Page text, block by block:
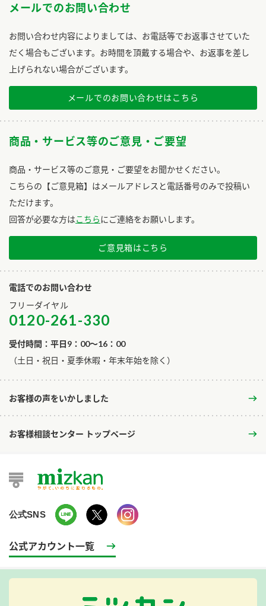
メールでのお問い合わせ
お問い合わせ内容によりましては、お電話等でお返事させていた
だく場合もございます。お時間を頂戴する場合や、お返事を差し
上げられない場合がございます。
メールでのお問い合わせはこちら
商品・サービス等のご意見・ご要望
商品・サービス等のご意見・ご要望をお聞かせください。
こちらの【ご意見箱】はメールアドレスと電話番号のみで投稿い
ただけます。
回答が必要な方はこちらにご連絡をお願いします。
ご意見箱はこちら
電話でのお問い合わせ
フリーダイヤル
0120-261-330
受付時間：平日9：00～16：00
​（土日・祝日・夏季休暇・年末年始を除く）
お客様の声をいかしました
お客様相談センター トップページ
公式SNS
公式アカウント一覧